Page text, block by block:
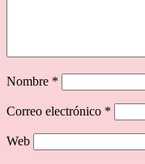
Nombre *
Correo electrónico *
Web